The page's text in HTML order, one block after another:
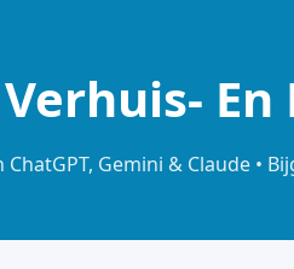
Gemini & Claude •